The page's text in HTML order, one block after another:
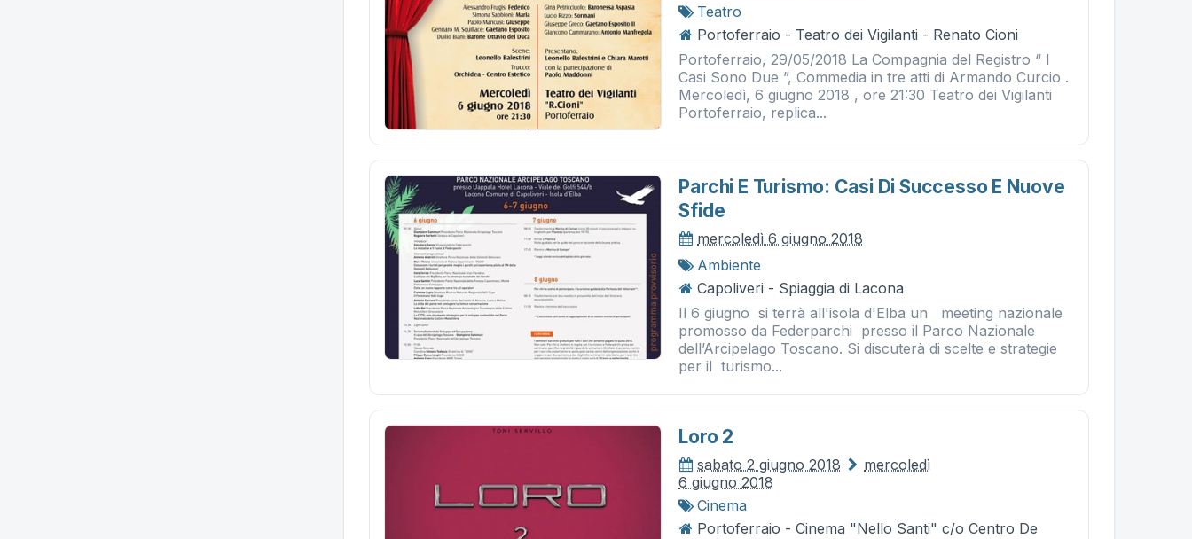
Teatro
Portoferraio - Teatro dei Vigilanti - Renato Cioni
Portoferraio, 29/05/2018 La Compagnia del Registro “ I
Casi Sono Due ”, Commedia in tre atti di Armando Curcio .
Mercoledì, 6 giugno 2018 , ore 21:30 Teatro dei Vigilanti
Portoferraio, replica...
Parchi E Turismo: Casi Di Successo E Nuove
Sfide
mercoledì 6 giugno 2018
Ambiente
Capoliveri - Spiaggia di Lacona
Il 6 giugno si terrà all'isola d'Elba un meeting nazionale
promosso da Federparchi presso il Parco Nazionale
dell’Arcipelago Toscano. Si discuterà di scelte e strategie
per il turismo...
Loro 2
sabato 2 giugno 2018
mercoledì
6 giugno 2018
Cinema
Portoferraio - Cinema "Nello Santi" c/o Centro De